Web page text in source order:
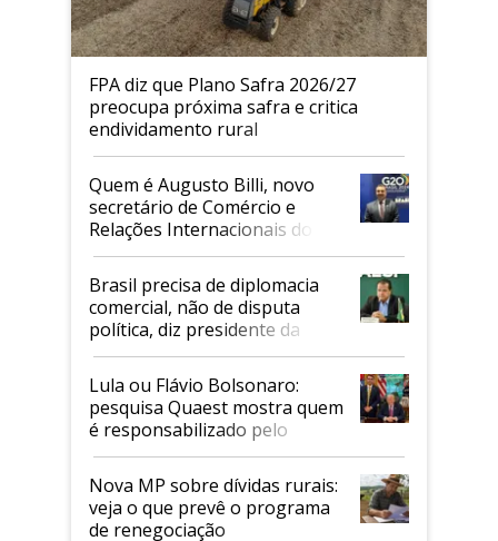
FPA diz que Plano Safra 2026/27
preocupa próxima safra e critica
endividamento rural
Quem é Augusto Billi, novo
secretário de Comércio e
Relações Internacionais do
Mapa
Brasil precisa de diplomacia
comercial, não de disputa
política, diz presidente da
Faesp
Lula ou Flávio Bolsonaro:
pesquisa Quaest mostra quem
é responsabilizado pelo
tarifaço dos EUA
Nova MP sobre dívidas rurais:
veja o que prevê o programa
de renegociação